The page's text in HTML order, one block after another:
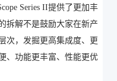
Series II提供了更加丰
拆解不是鼓励大家在新产
次，发掘更高集成度、更
、功能更丰富、性能更优